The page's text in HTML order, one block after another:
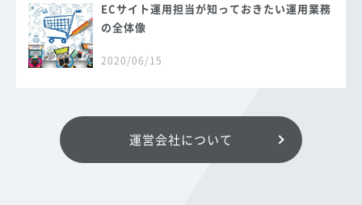
ECサイト運用担当が知っておきたい運用業務
の全体像
2020/06/15
運営会社について